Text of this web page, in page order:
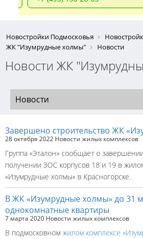
Новостройки Подмосковья
ЖК "Изумрудные холмы"
Новости
Новости ЖК
Новости
Завершено строительство ЖК
28 октября 2022 Новости жилых комплексов
Группа «Эталон» сообщает о
получении ЗОС корпусов 18 и 19 в
«Изумрудные холмы» в Красногорске.
В ЖК «Изумрудные холмы» до 31
однокомнатные квартиры
7 марта 2020 Новости жилых комплексов
В подмосковном жилом комплексе